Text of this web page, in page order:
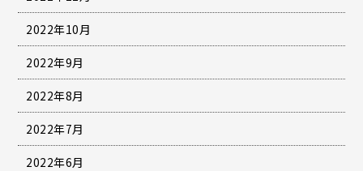
2022年10月
2022年9月
2022年8月
2022年7月
2022年6月